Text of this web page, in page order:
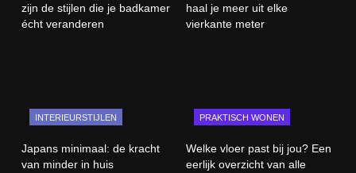
zijn de stijlen die je badkamer
écht veranderen
haal je meer uit elke
vierkante meter
INTERIEURSTIJLEN
Japans minimaal: de kracht
van minder in huis
PRAKTISCH WONEN
Welke vloer past bij jou? Een
eerlijk overzicht van alle